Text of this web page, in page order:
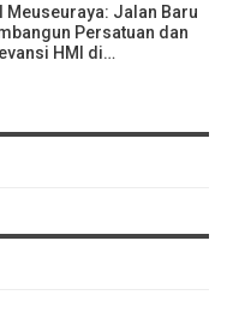
Meuseuraya: Jalan Baru
Persatuan dan
HMI di…